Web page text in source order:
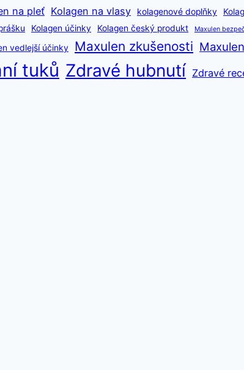
na pleť Kolagen na vlasy kolagenové doplňky
Kolagen účinky Kolagen český produkt Maxulen
vedlejší účinky Maxulen zkušenosti
tuků Zdravé hubnutí Zdravé